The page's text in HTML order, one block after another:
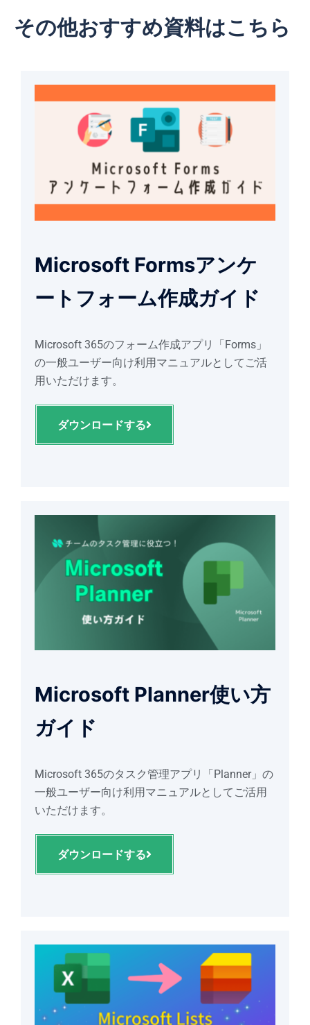
その他おすすめ資料はこちら
Microsoft Formsアンケ
ートフォーム作成ガイド
Microsoft 365のフォーム作成アプリ「Forms」
の一般ユーザー向け利用マニュアルとしてご活
用いただけます。
ダウンロードする
Microsoft Planner使い方
ガイド
Microsoft 365のタスク管理アプリ「Planner」の
一般ユーザー向け利用マニュアルとしてご活用
いただけます。
ダウンロードする